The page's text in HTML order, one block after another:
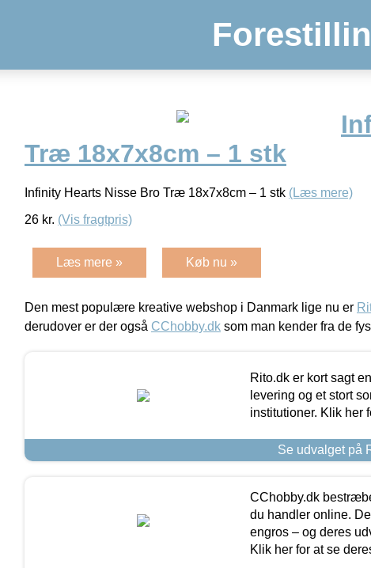
Træ 18x7x8cm – 1 stk
Infinity Hearts Nisse Bro Træ 18x7x8cm – 1 stk (Læs mere)
26 kr. (Vis fragtpris)
Læs mere » Køb nu »
Den mest populære kreative webshop i Danmark lige nu er
derudover er der også CChobby.dk som man kender fra de
Rito.dk er kort sagt
levering og et stort
institutioner. Klik her
Se udvalget på
CChobby.dk
du handler online.
engros – og deres
Klik her for at se